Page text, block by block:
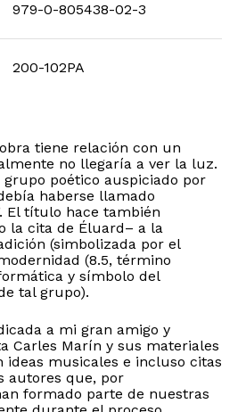
979-0-805438-02-3
200-102PA
tiene relación con un
no llegaría a ver la luz.
poético auspiciado por
haberse llamado
El título hace también
la cita de Éluard– a la
(simbolizada por el
(8.5, término
y símbolo del
tal grupo).
a mi gran amigo y
Carles Marín y sus materiales
ideas musicales e incluso citas
autores que, por
formado parte de nuestras